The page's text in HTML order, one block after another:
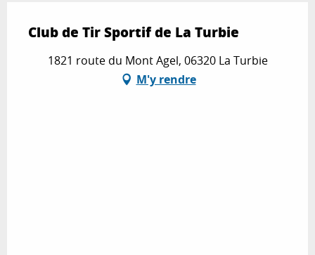
Club de Tir Sportif de La Turbie
1821 route du Mont Agel, 06320 La Turbie
M'y rendre